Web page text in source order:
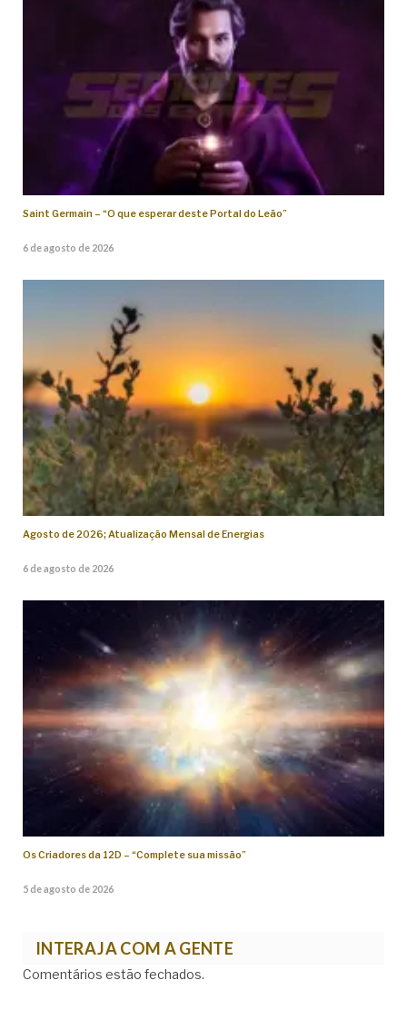
Saint Germain – “O que esperar deste Portal do Leão”
6 de agosto de 2026
Agosto de 2026; Atualização Mensal de Energias
6 de agosto de 2026
Os Criadores da 12D – “Complete sua missão”
5 de agosto de 2026
INTERAJA COM A GENTE
Comentários estão fechados.